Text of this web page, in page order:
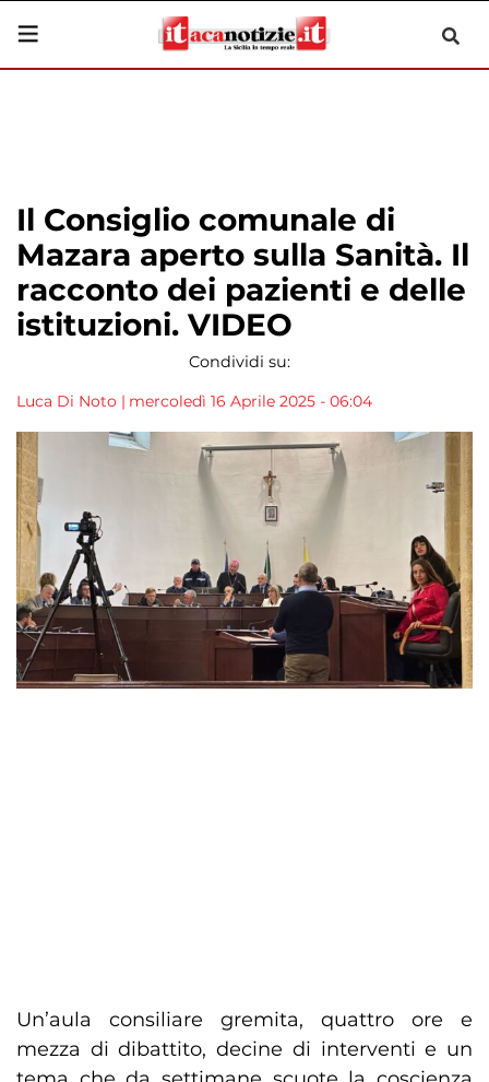
Il Consiglio comunale di
Mazara aperto sulla Sanità. Il
racconto dei pazienti e delle
istituzioni. VIDEO
Condividi su:
Luca Di Noto | mercoledì 16 Aprile 2025 - 06:04
Un’aula consiliare gremita, quattro ore e
mezza di dibattito, decine di interventi e un